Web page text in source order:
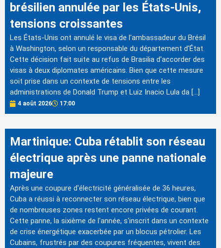
brésilien annulée par les États-Unis,
tensions croissantes
Les États-Unis ont annulé le visa de l'ambassadeur du Brésil
à Washington, selon un responsable du département d'État.
Cette décision fait suite au refus de Brasilia d'accorder des
visas à deux diplomates américains. Bien que cette mesure
soit prise dans un contexte de tensions entre les
administrations de Donald Trump et Luiz Inacio Lula da […]
4 août 2026 17:00
Martinique: Cuba rétablit son réseau
électrique après une panne nationale
majeure
Après une coupure d'électricité généralisée de 36 heures,
Cuba a réussi à reconnecter son réseau électrique, bien que
de nombreuses zones restent encore privées de courant.
Cette panne, la sixième de l'année, s'inscrit dans un contexte
de crise énergétique exacerbée par un blocus pétrolier. Les
Cubains, frustrés par des coupures fréquentes, vivent des